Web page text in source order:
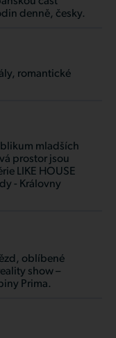
denně, česky.
romantické
mladších
prostor jsou
LIKE HOUSE
- Královny
oblíbené
show –
Prima.